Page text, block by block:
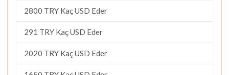
2800 TRY Kaç USD Eder
291 TRY Kaç USD Eder
2020 TRY Kaç USD Eder